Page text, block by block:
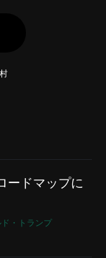
ードマップに
ド・トランプ